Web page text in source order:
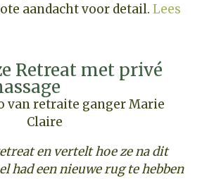
aandacht voor detail. Lees
Retreat met privé
en vertelt hoe ze na dit
had een nieuwe rug te hebben